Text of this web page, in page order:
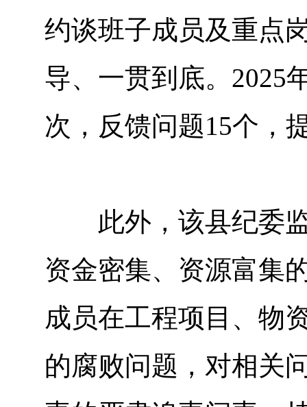
约谈班子成员及重点
导、一贯到底。2025
次，反馈问题15个，
此外，该县纪委监
资金密集、资源富集
成员在工程项目、物
的腐败问题，对相关